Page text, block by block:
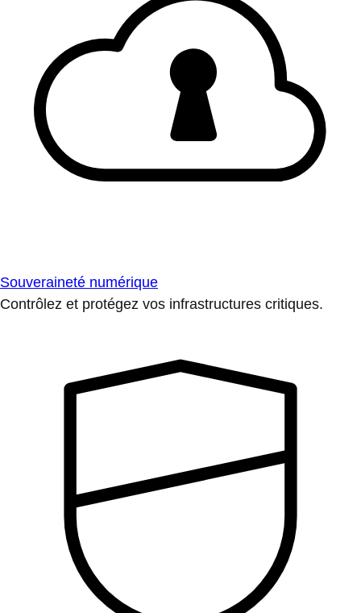
Souveraineté numérique
Contrôlez et protégez vos infrastructures critiques.